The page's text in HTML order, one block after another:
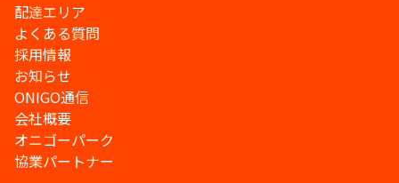
配達エリア
よくある質問
採用情報
お知らせ
ONIGO通信
会社概要
オニゴーパーク
協業パートナー